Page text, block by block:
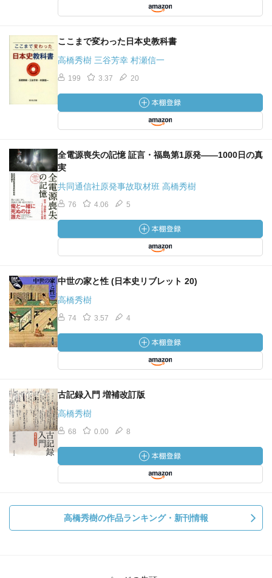
ここまで変わった日本史教科書
高橋秀樹 三谷芳幸 村瀬信一
199 3.37 20
全電源喪失の記憶 証言・福島第1原発――1000日の真
実
共同通信社原発事故取材班 高橋秀樹
76 4.06 5
中世の家と性 (日本史リブレット 20)
高橋秀樹
74 3.57 4
古記録入門 増補改訂版
高橋秀樹
68 0.00 8
高橋秀樹の作品ランキング・新刊情報